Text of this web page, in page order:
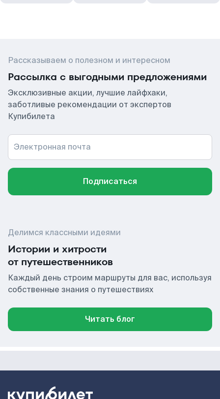
Рассказываем о полезном и интересном
Рассылка с выгодными предложениями
Эксклюзивные акции, лучшие лайфхаки,
заботливые рекомендации от экспертов
Купибилета
Электронная почта
Подписаться
Делимся классными идеями
Истории и хитрости
от путешественников
Каждый день строим маршруты для вас, используя
собственные знания о путешествиях
Читать блог